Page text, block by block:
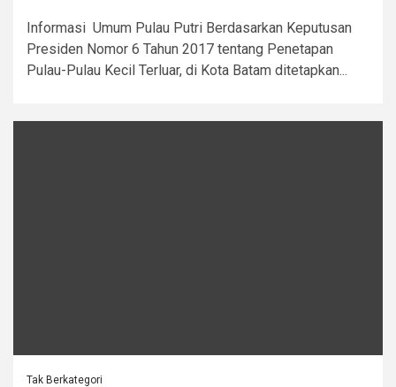
Informasi Umum Pulau Putri Berdasarkan Keputusan
Presiden Nomor 6 Tahun 2017 tentang Penetapan
Pulau-Pulau Kecil Terluar, di Kota Batam ditetapkan...
Tak Berkategori